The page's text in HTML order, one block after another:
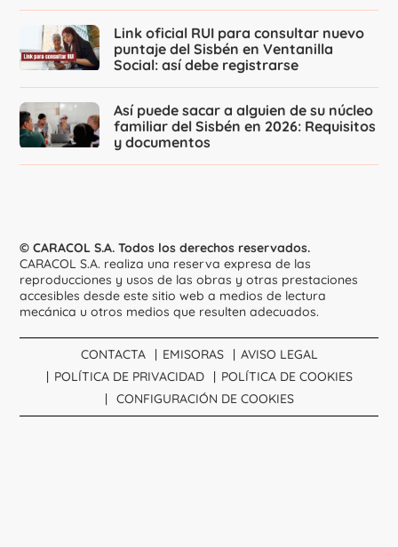
Link oficial RUI para consultar nuevo
puntaje del Sisbén en Ventanilla
Social: así debe registrarse
Así puede sacar a alguien de su núcleo
familiar del Sisbén en 2026: Requisitos
y documentos
© CARACOL S.A. Todos los derechos reservados.
CARACOL S.A. realiza una reserva expresa de las
reproducciones y usos de las obras y otras prestaciones
accesibles desde este sitio web a medios de lectura
mecánica u otros medios que resulten adecuados.
CONTACTA EMISORAS
AVISO LEGAL
POLÍTICA DE PRIVACIDAD
POLÍTICA DE COOKIES
CONFIGURACIÓN DE COOKIES